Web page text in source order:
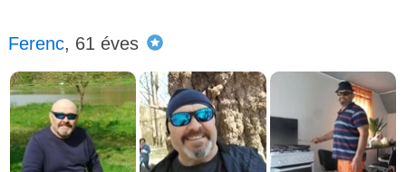
Ferenc, 61 éves